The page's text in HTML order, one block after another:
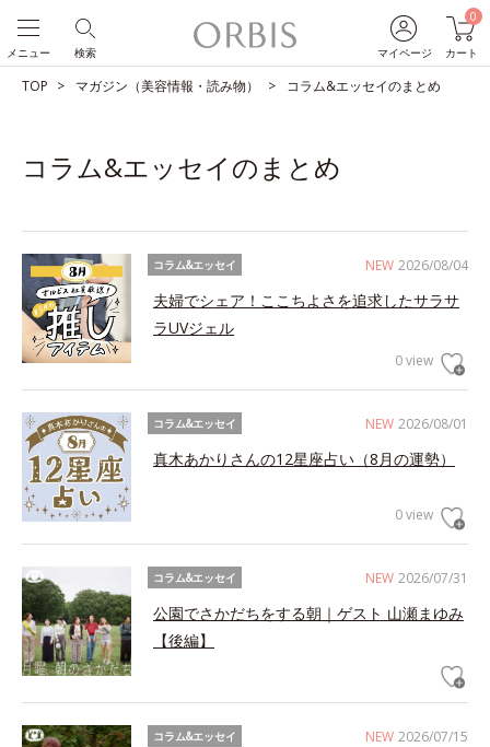
マイページ
0
カート
検索
メニュー
TOP マガジン（美容情報・読み物） コラム&エッセイのまとめ
コラム&エッセイのまとめ
NEW 2026/08/04
コラム&エッセイ
夫婦でシェア！ここちよさを追求したサラサ
ラUVジェル
0 view
NEW 2026/08/01
コラム&エッセイ
真木あかりさんの12星座占い（8月の運勢）
0 view
NEW 2026/07/31
コラム&エッセイ
公園でさかだちをする朝｜ゲスト 山瀬まゆみ
【後編】
NEW 2026/07/15
コラム&エッセイ